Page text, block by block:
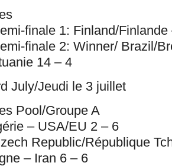
finale 1: Finland/
finale 2: Winner/ Brazil/
14 – 4
July/Jeudi le 3 juillet
Pool/Groupe A
– USA/EU 2 – 6
Republic/République
– Iran 6 – 6